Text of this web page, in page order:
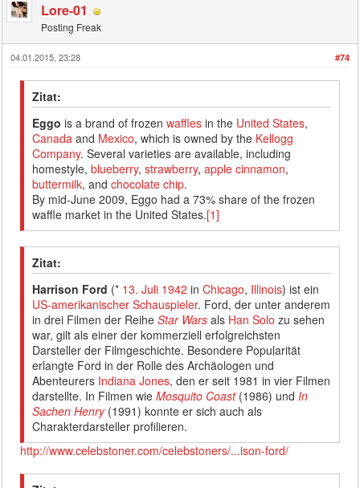
Lore-01
Posting Freak
#74
04.01.2015, 23:28
Zitat:
Eggo is a brand of frozenwaffles in the United States,
Canada and Mexico, which is owned by the Kellogg
Company. Several varieties are available, including
homestyle,blueberry,strawberry,apple cinnamon,
buttermilk, andchocolate chip.
By mid-June 2009, Eggo had a 73% share of the frozen
waffle market in the United States.[1]
Zitat:
Harrison Ford (* 13. Juli 1942 inChicago, Illinois) ist ein
US-amerikanischer Schauspieler. Ford, der unter anderem
in drei Filmen der ReiheStar Wars als Han Solo zu sehen
war, gilt als einer der kommerziell erfolgreichsten
Darsteller der Filmgeschichte. Besondere Popularität
erlangte Ford in der Rolle des Archäologen und
Abenteurers Indiana Jones, den er seit 1981 in vier Filmen
darstellte. In Filmen wieMosquito Coast(1986) undIn
Sachen Henry(1991) konnte er sich auch als
Charakterdarsteller profilieren.
http://www.celebstoner.com/celebstoners/...ison-ford/